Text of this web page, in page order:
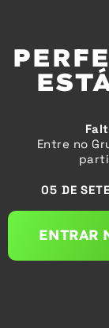
Entre no
05 DE
ENTRAR